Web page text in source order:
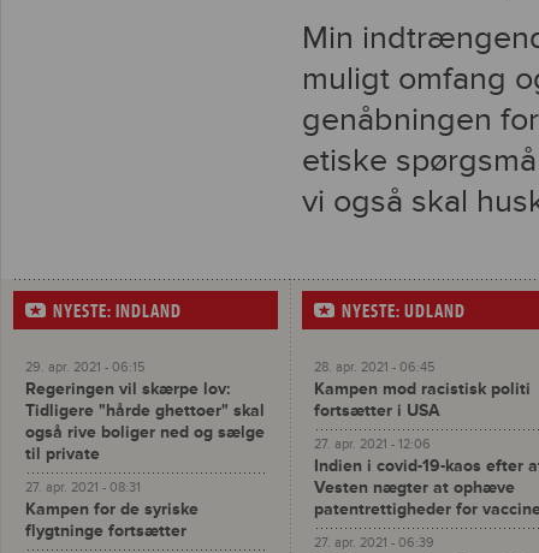
Min
muligt omfang
genåbningen
etiske
vi også skal
NYESTE: INDLAND
29. apr. 2021 - 06:15
Regeringen vil skærpe lov:
Tidligere "hårde ghettoer" skal
også rive boliger ned og sælge
til private
27. apr. 2021 - 08:31
Kampen for de syriske
flygtninge fortsætter
NYESTE: UDLAND
28. apr. 2021 - 06:45
Kampen mod racistisk politi
fortsætter i USA
27. apr. 2021 - 12:06
Indien i covid-19-kaos efter
Vesten nægter at ophæve
patentrettigheder for
27. apr. 2021 - 06:39